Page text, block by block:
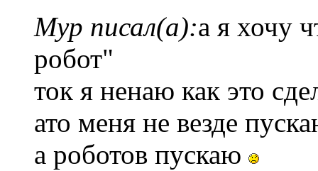
Myp писал(а):а я хочу
робот"
ток я ненаю как это
ато меня не везде
а роботов пускаю